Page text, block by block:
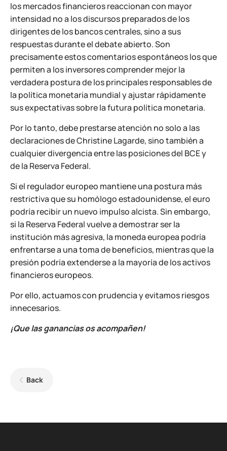
los mercados financieros reaccionan con mayor
intensidad no a los discursos preparados de los
dirigentes de los bancos centrales, sino a sus
respuestas durante el debate abierto. Son
precisamente estos comentarios espontáneos los que
permiten a los inversores comprender mejor la
verdadera postura de los principales responsables de
la política monetaria mundial y ajustar rápidamente
sus expectativas sobre la futura política monetaria.
Por lo tanto, debe prestarse atención no solo a las
declaraciones de Christine Lagarde, sino también a
cualquier divergencia entre las posiciones del BCE y
de la Reserva Federal.
Si el regulador europeo mantiene una postura más
restrictiva que su homólogo estadounidense, el euro
podría recibir un nuevo impulso alcista. Sin embargo,
si la Reserva Federal vuelve a demostrar ser la
institución más agresiva, la moneda europea podría
enfrentarse a una toma de beneficios, mientras que la
presión podría extenderse a la mayoría de los activos
financieros europeos.
Por ello, actuamos con prudencia y evitamos riesgos
innecesarios.
¡Que las ganancias os acompañen!
Back